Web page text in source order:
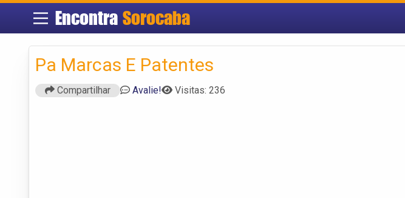
Encontra Sorocaba
Pa Marcas E Patentes
Compartilhar Avalie! Visitas: 236